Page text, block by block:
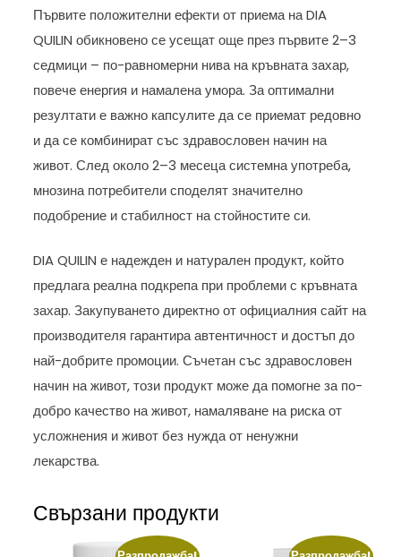
Първите положителни ефекти от приема на DIA
QUILIN обикновено се усещат още през първите 2–3
седмици – по-равномерни нива на кръвната захар,
повече енергия и намалена умора. За оптимални
резултати е важно капсулите да се приемат редовно
и да се комбинират със здравословен начин на
живот. След около 2–3 месеца системна употреба,
мнозина потребители споделят значително
подобрение и стабилност на стойностите си.
DIA QUILIN е надежден и натурален продукт, който
предлага реална подкрепа при проблеми с кръвната
захар. Закупуването директно от официалния сайт на
производителя гарантира автентичност и достъп до
най-добрите промоции. Съчетан със здравословен
начин на живот, този продукт може да помогне за по-
добро качество на живот, намаляване на риска от
усложнения и живот без нужда от ненужни
лекарства.
Свързани продукти